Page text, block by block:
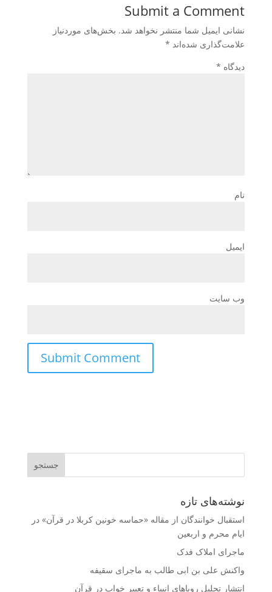
Submit a Comment
نشانی ایمیل شما منتشر نخواهد شد. بخش‌های موردنیاز
علامت‌گذاری شده‌اند *
دیدگاه *
نام
ایمیل
وب‌ سایت
نوشته‌های تازه
استقبال خوانندگان از مقاله «حماسه خونین کربلا در قرآن» در
ایام محرم و اربعین
ماجرای املاک فدک
واکنش على بن ابى طالب به ماجرای سقیفه
انتشار تحلیل رویاهای انبیاء و تعبیر خواب در قرآن